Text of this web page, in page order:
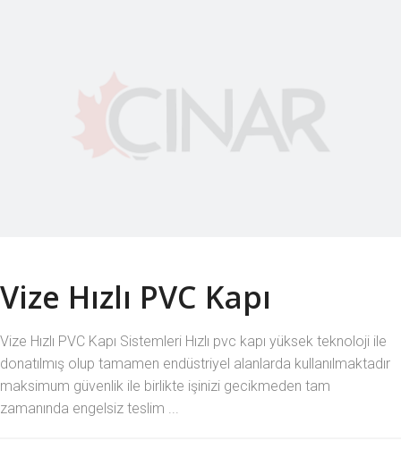
Vize Hızlı PVC Kapı
Vize Hızlı PVC Kapı Sistemleri Hızlı pvc kapı yüksek teknoloji ile
donatılmış olup tamamen endüstriyel alanlarda kullanılmaktadır
maksimum güvenlik ile birlikte işinizi gecikmeden tam
zamanında engelsiz teslim ...